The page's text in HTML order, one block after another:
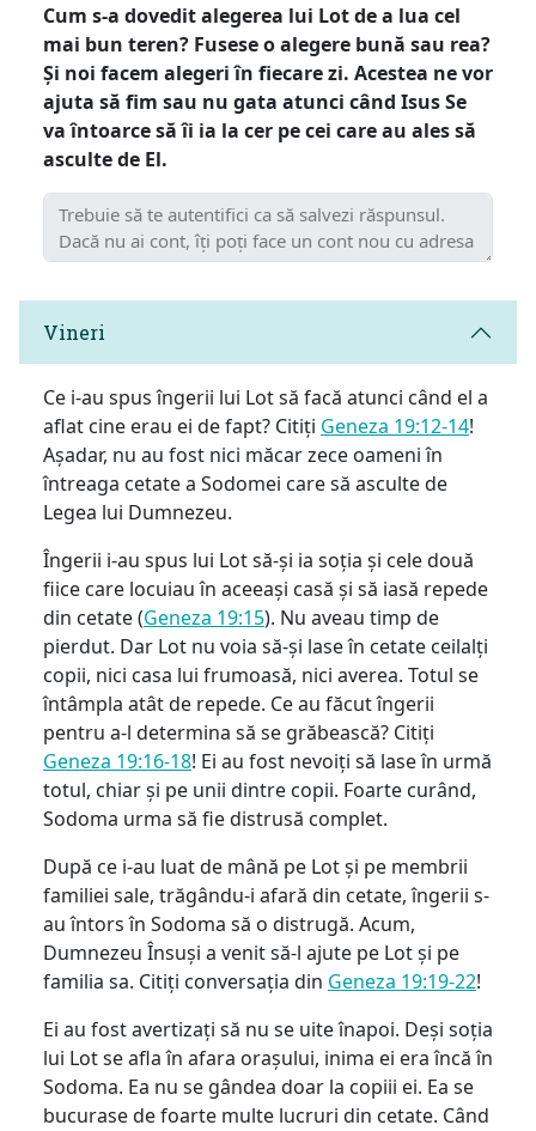
Cum s-a dovedit alegerea lui Lot de a lua cel
mai bun teren? Fusese o alegere bună sau rea?
Și noi facem alegeri în fiecare zi. Acestea ne vor
ajuta să fim sau nu gata atunci când Isus Se
va întoarce să îi ia la cer pe cei care au ales să
asculte de El.
Vineri
Ce i-au spus îngerii lui Lot să facă atunci când el a
aflat cine erau ei de fapt? Citiți Geneza 19:12-14!
Așadar, nu au fost nici măcar zece oameni în
întreaga cetate a Sodomei care să asculte de
Legea lui Dumnezeu.
Îngerii i-au spus lui Lot să-și ia soția și cele două
fiice care locuiau în aceeași casă și să iasă repede
din cetate (Geneza 19:15). Nu aveau timp de
pierdut. Dar Lot nu voia să-și lase în cetate ceilalți
copii, nici casa lui frumoasă, nici averea. Totul se
întâmpla atât de repede. Ce au făcut îngerii
pentru a-l determina să se grăbească? Citiți
Geneza 19:16-18! Ei au fost nevoiți să lase în urmă
totul, chiar și pe unii dintre copii. Foarte curând,
Sodoma urma să fie distrusă complet.
După ce i-au luat de mână pe Lot și pe membrii
familiei sale, trăgându-i afară din cetate, îngerii s-
au întors în Sodoma să o distrugă. Acum,
Dumnezeu Însuși a venit să-l ajute pe Lot și pe
familia sa. Citiți conversația din Geneza 19:19-22!
Ei au fost avertizați să nu se uite înapoi. Deși soția
lui Lot se afla în afara orașului, inima ei era încă în
Sodoma. Ea nu se gândea doar la copiii ei. Ea se
bucurase de foarte multe lucruri din cetate. Când